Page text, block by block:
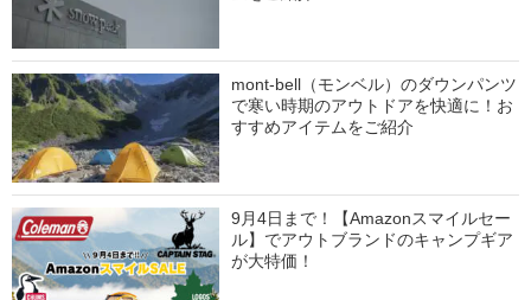
mont-bell（モンベル）のダウンパンツ
で寒い時期のアウトドアを快適に！お
すすめアイテムをご紹介
9月4日まで！【Amazonスマイルセー
ル】でアウトブランドのキャンプギア
が大特価！